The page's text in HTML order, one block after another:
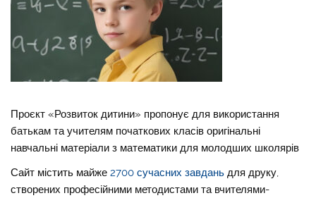
Проєкт «Розвиток дитини» пропонує для використання
батькам та учителям початкових класів оригінальні
навчальні матеріали з математики для молодших школярів
Сайт містить майже2700 сучасних завдань для друку,
створених професійними методистами та вчителями-